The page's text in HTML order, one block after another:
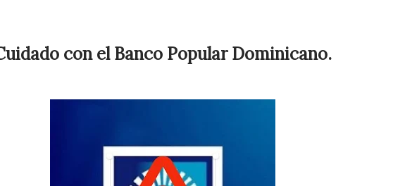
Cuidado con el Banco Popular Dominicano.